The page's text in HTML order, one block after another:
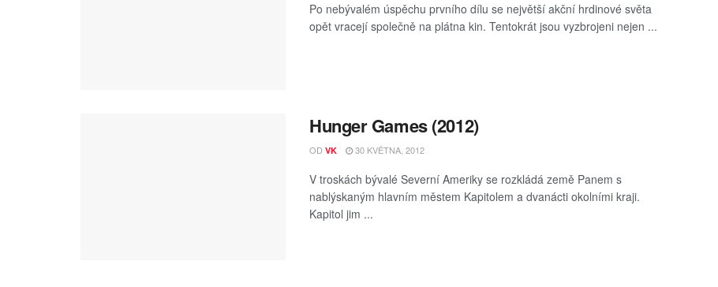
Po nebývalém úspěchu prvního dílu se největší akční hrdinové světa
opět vracejí společně na plátna kin. Tentokrát jsou vyzbrojeni nejen ...
Hunger Games (2012)
OD VK 30 KVĚTNA, 2012
V troskách bývalé Severní Ameriky se rozkládá země Panem s
nablýskaným hlavním městem Kapitolem a dvanácti okolními kraji.
Kapitol jim ...